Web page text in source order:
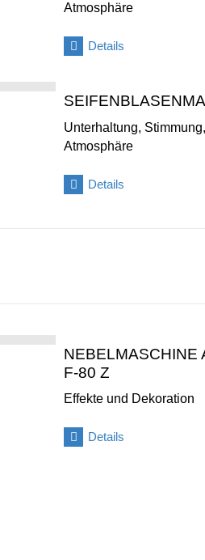
Atmosphäre
Details
Unterhaltung, Stimmung,
Atmosphäre
Details
NEBELMASCHINE
F-80 Z
Effekte und Dekoration
Details